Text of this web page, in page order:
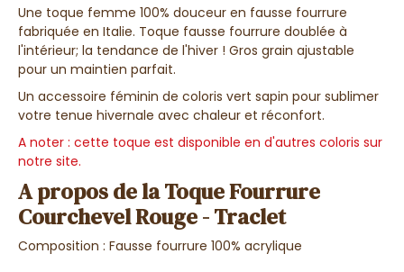
Une toque femme 100% douceur en fausse fourrure
fabriquée en Italie. Toque fausse fourrure doublée à
l'intérieur; la tendance de l'hiver ! Gros grain ajustable
pour un maintien parfait.
Un accessoire féminin de coloris vert sapin pour sublimer
votre tenue hivernale avec chaleur et réconfort.
A noter : cette toque est disponible en d'autres coloris sur
notre site.
A propos de la Toque Fourrure
Courchevel Rouge - Traclet
Composition : Fausse fourrure 100% acrylique